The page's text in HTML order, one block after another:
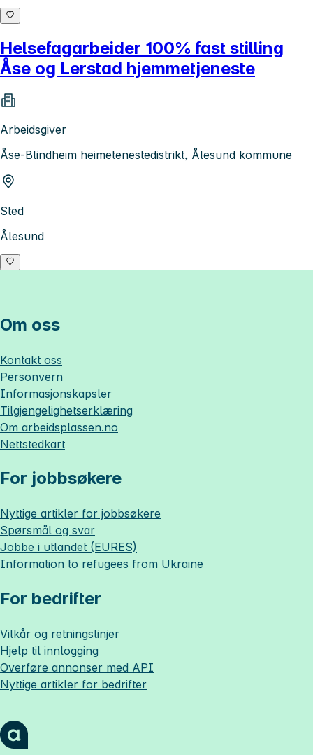
Helsefagarbeider 100% fast stilling
Åse og Lerstad hjemmetjeneste
Arbeidsgiver
Åse-Blindheim heimetenestedistrikt, Ålesund kommune
Sted
Ålesund
Om oss
Kontakt oss
Personvern
Informasjonskapsler
Tilgjengelighetserklæring
Om arbeidsplassen.no
Nettstedkart
For jobbsøkere
Nyttige artikler for jobbsøkere
Spørsmål og svar
Jobbe i utlandet (EURES)
Information to refugees from Ukraine
For bedrifter
Vilkår og retningslinjer
Hjelp til innlogging
Overføre annonser med API
Nyttige artikler for bedrifter